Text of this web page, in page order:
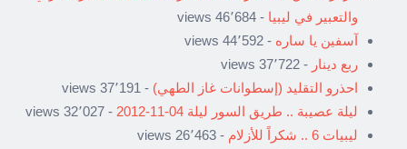
والتعبير في ليبيا - 46٬684 views
آسفين يا ساره - 44٬592 views
ربع دينار - 37٬722 views
احذرو التقليد (إسطوانات غاز الطهي) - 37٬191 views
ليلة عصيبة .. طريق السور ليلة 04-11-2012
- 32٬027 views
ليبيات 6 .. شكراً للأزلام
- 26٬463 views